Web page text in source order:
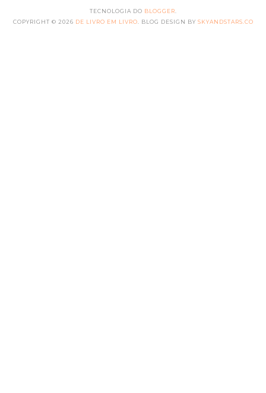
TECNOLOGIA DO BLOGGER
COPYRIGHT © 2026 DE LIVRO EM LIVRO . BLOG DESIGN BY SKYANDSTARS.CO